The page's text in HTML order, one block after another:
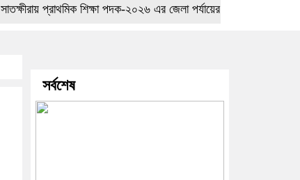
প্রাথমিক শিক্ষা পদক-২০২৬ এর জেলা পর্যায়ের প্রতিযোগিতা
সর্বশেষ